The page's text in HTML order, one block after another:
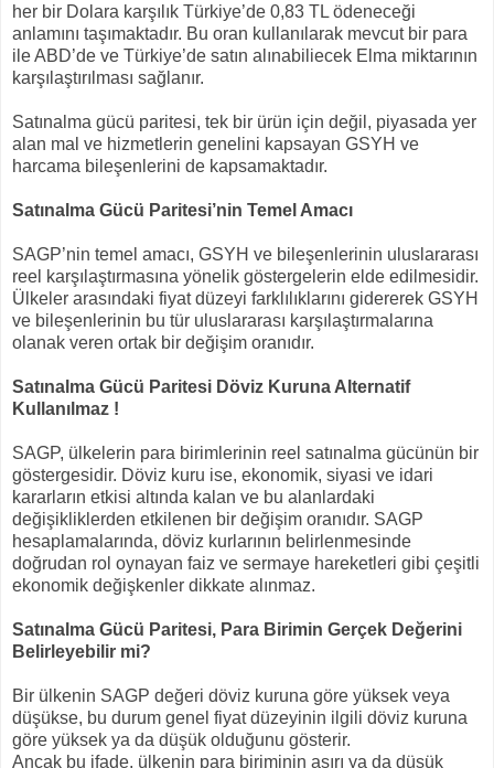
her bir Dolara karşılık Türkiye’de 0,83 TL ödeneceği
anlamını taşımaktadır. Bu oran kullanılarak mevcut bir para
ile ABD’de ve Türkiye’de satın alınabiliecek Elma miktarının
karşılaştırılması sağlanır.
Satınalma gücü paritesi, tek bir ürün için değil, piyasada yer
alan mal ve hizmetlerin genelini kapsayan GSYH ve
harcama bileşenlerini de kapsamaktadır.
Satınalma Gücü Paritesi’nin Temel Amacı
SAGP’nin temel amacı, GSYH ve bileşenlerinin uluslararası
reel karşılaştırmasına yönelik göstergelerin elde edilmesidir.
Ülkeler arasındaki fiyat düzeyi farklılıklarını gidererek GSYH
ve bileşenlerinin bu tür uluslararası karşılaştırmalarına
olanak veren ortak bir değişim oranıdır.
Satınalma Gücü Paritesi Döviz Kuruna Alternatif
Kullanılmaz !
SAGP, ülkelerin para birimlerinin reel satınalma gücünün bir
göstergesidir. Döviz kuru ise, ekonomik, siyasi ve idari
kararların etkisi altında kalan ve bu alanlardaki
değişikliklerden etkilenen bir değişim oranıdır. SAGP
hesaplamalarında, döviz kurlarının belirlenmesinde
doğrudan rol oynayan faiz ve sermaye hareketleri gibi çeşitli
ekonomik değişkenler dikkate alınmaz.
Satınalma Gücü Paritesi, Para Birimin Gerçek Değerini
Belirleyebilir mi?
Bir ülkenin SAGP değeri döviz kuruna göre yüksek veya
düşükse, bu durum genel fiyat düzeyinin ilgili döviz kuruna
göre yüksek ya da düşük olduğunu gösterir.
Ancak bu ifade, ülkenin para biriminin aşırı ya da düşük